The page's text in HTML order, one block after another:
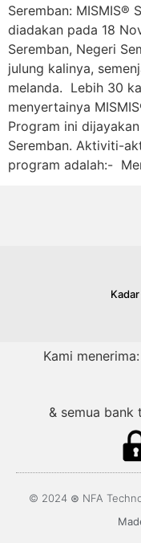
Seremban: MISMIS®
diadakan pada 18
Seremban, Negeri
julung kalinya,
melanda. Lebih 30
menyertainya
Program ini
Seremban. Aktiviti-
program adalah:-
Kami menerima:
& semua bank
© 2024 ⊛ NFA